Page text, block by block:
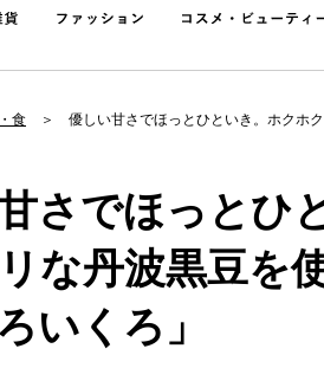
食 優しい甘さでほっとひといき。ホクホ
さでほっとひ
な丹波黒豆を
いくろ」